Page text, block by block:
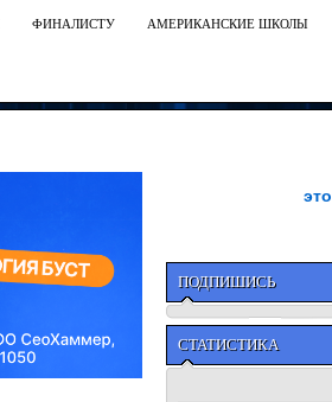
ФИНАЛИСТУ АМЕРИКАНСКИЕ ШКОЛЫ
это
ПОДПИШИСЬ
СТАТИСТИКА